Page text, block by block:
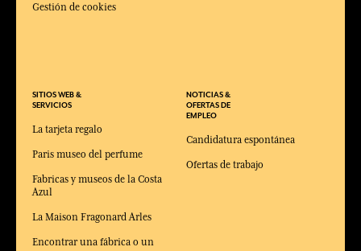
Gestión de cookies
SITIOS WEB &
SERVICIOS
La tarjeta regalo
Paris museo del perfume
Fabricas y museos de la Costa
Azul
La Maison Fragonard Arles
Encontrar una fábrica o un
NOTICIAS &
OFERTAS DE
EMPLEO
Candidatura espontánea
Ofertas de trabajo